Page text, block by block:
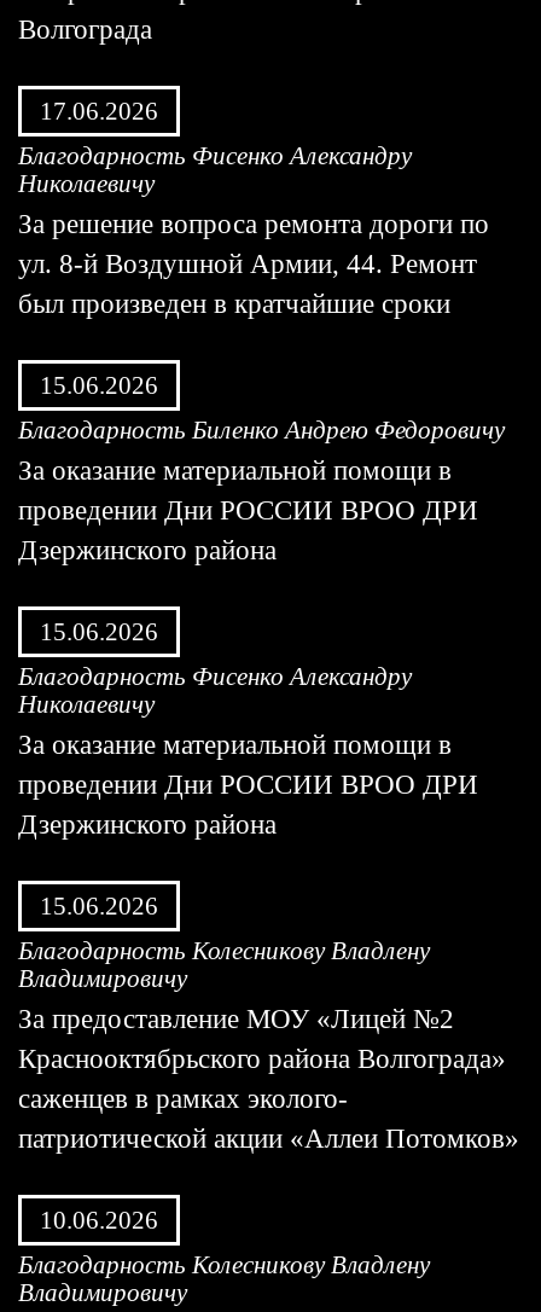
Волгограда
17.06.2026
Благодарность Фисенко Александру
Николаевичу
За решение вопроса ремонта дороги по
ул. 8-й Воздушной Армии, 44. Ремонт
был произведен в кратчайшие сроки
15.06.2026
Благодарность Биленко Андрею Федоровичу
За оказание материальной помощи в
проведении Дни РОССИИ ВРОО ДРИ
Дзержинского района
15.06.2026
Благодарность Фисенко Александру
Николаевичу
За оказание материальной помощи в
проведении Дни РОССИИ ВРОО ДРИ
Дзержинского района
15.06.2026
Благодарность Колесникову Владлену
Владимировичу
За предоставление МОУ «Лицей №2
Краснооктябрьского района Волгограда»
саженцев в рамках эколого-
патриотической акции «Аллеи Потомков»
10.06.2026
Благодарность Колесникову Владлену
Владимировичу